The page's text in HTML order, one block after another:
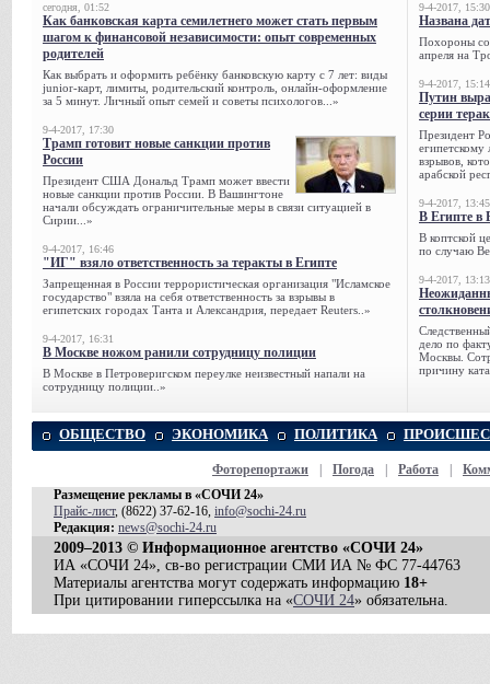
сегодня, 01:52
Как банковская карта семилетнего может стать первым
шагом к финансовой независимости: опыт современных
родителей
Как выбрать и оформить ребёнку банковскую карту с 7 лет: виды
junior-карт, лимиты, родительский контроль, онлайн-оформление
за 5 минут. Личный опыт семей и советы психологов...»
9-4-2017, 17:30
Трамп готовит новые санкции против
России
Президент США Дональд Трамп может ввести
новые санкции против России. В Вашингтоне
начали обсуждать ограничительные меры в связи ситуацией в
Сирии...»
9-4-2017, 16:46
"ИГ" взяло ответственность за теракты в Египте
Запрещенная в России террористическая организация "Исламское
государство" взяла на себя ответственность за взрывы в
египетских городах Танта и Александрия, передает Reuters..»
9-4-2017, 16:31
В Москве ножом ранили сотрудницу полиции
В Москве в Петроверигском переулке неизвестный напали на
сотрудницу полиции..»
9-4-2017, 15:30
Названа
Похороны
апреля на
9-4-2017, 15:14
Путин
серии
Президент
египетскому
взрывов,
арабской
9-4-2017, 13:45
В Египте в
В коптской
по случаю
9-4-2017, 13:13
дело по
Москвы.
причину
ОБЩЕСТВО ЭКОНОМИКА ПОЛИТИКА
Фоторепортажи Погода Работа
Размещение рекламы в «СОЧИ 24»
Прайс-лист, (8622) 37-62-16, info@sochi-24.ru
Редакция: news@sochi-24.ru
2009–2013 © Информационное агентство «СОЧИ 24»
ИА «СОЧИ 24», св-во регистрации СМИ ИА № ФС 77-44763
Материалы агентства могут содержать информацию 18+
При цитировании гиперссылка на «СОЧИ 24» обязательна.